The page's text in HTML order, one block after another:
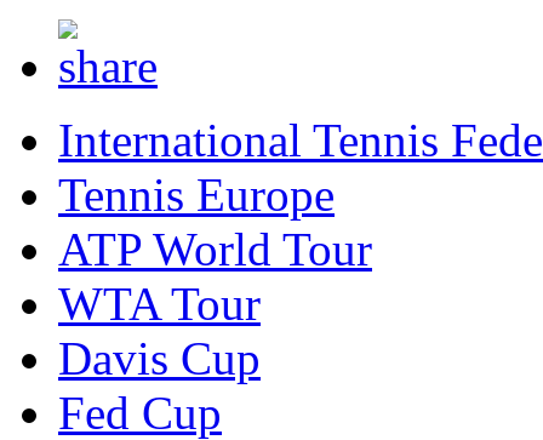
International Tennis
Tennis Europe
ATP World Tour
WTA Tour
Davis Cup
Fed Cup